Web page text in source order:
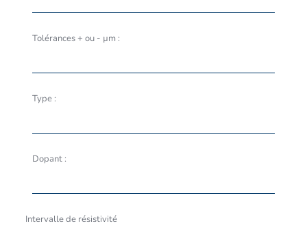
Tolérances + ou - µm :
Type :
Dopant :
Intervalle de résistivité